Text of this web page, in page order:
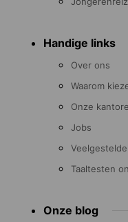
Handige links
Over ons
Waarom
Onze
Jobs
Taaltesten
Onze blog